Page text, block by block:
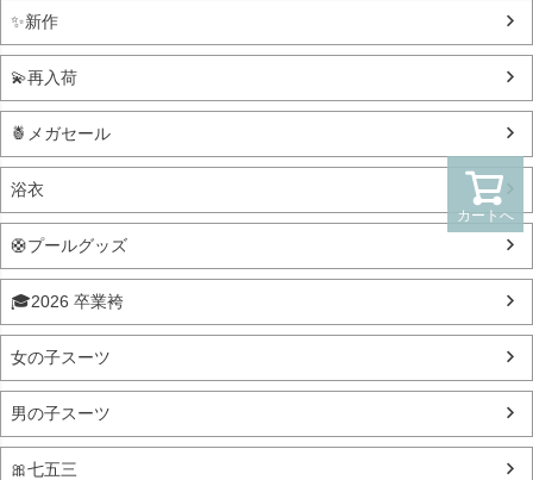
カートへ
✨新作
💫再入荷
🍍メガセール
浴衣
🛟プールグッズ
🎓2026 卒業袴
女の子スーツ
男の子スーツ
🎀七五三